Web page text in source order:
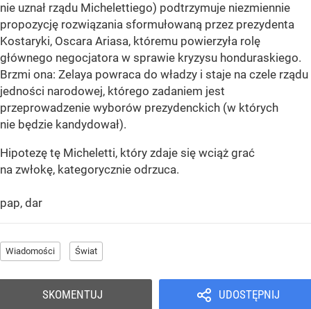
nie uznał rządu Michelettiego) podtrzymuje niezmiennie
propozycję rozwiązania sformułowaną przez prezydenta
Kostaryki, Oscara Ariasa, któremu powierzyła rolę
głównego negocjatora w sprawie kryzysu honduraskiego.
Brzmi ona: Zelaya powraca do władzy i staje na czele rządu
jedności narodowej, którego zadaniem jest
przeprowadzenie wyborów prezydenckich (w których
nie będzie kandydował).
Hipotezę tę Micheletti, który zdaje się wciąż grać
na zwłokę, kategorycznie odrzuca.
pap, dar
Wiadomości Świat
UDOSTĘPNIJ
SKOMENTUJ